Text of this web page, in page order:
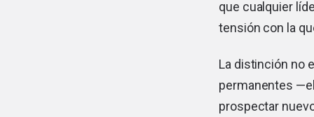
que cualquier
tensión con la
La distinción no
permanentes
prospectar